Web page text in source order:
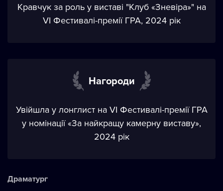
Кравчук за роль у виставі "Клуб «Зневіра»" на
VI Фестивалі-премії ГРА, 2024 рік
Нагороди
Увійшла у лонглист на VI Фестивалі-премії ГРА
у номінації «За найкращу камерну виставу»,
2024 рік
Драматург